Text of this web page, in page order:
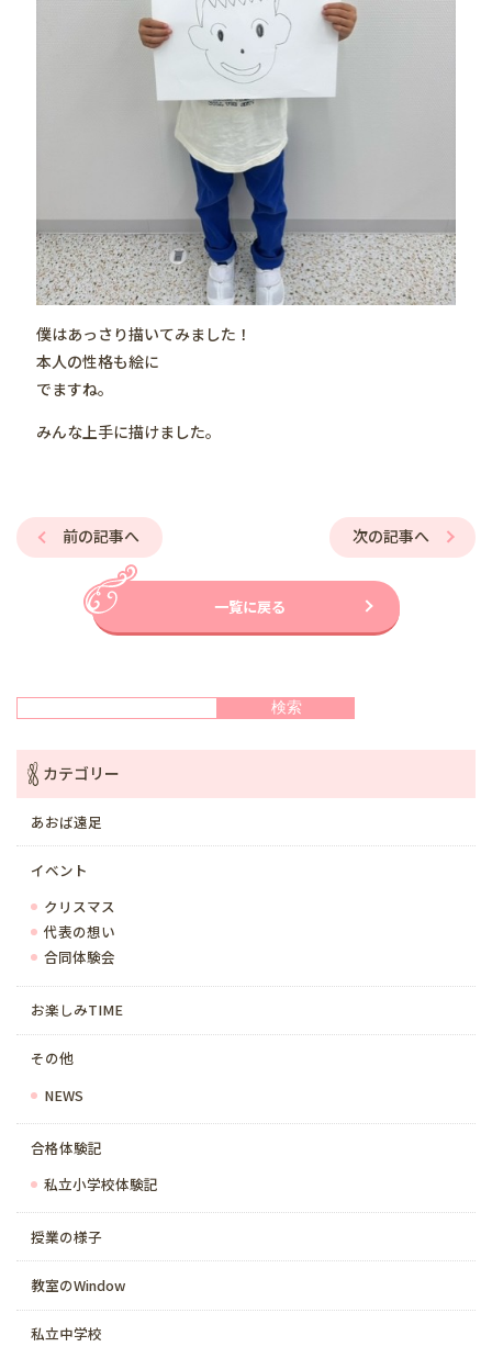
僕はあっさり描いてみました！
本人の性格も絵に
でますね。
みんな上手に描けました。
次の記事へ
前の記事へ
一覧に戻る
検索
カテゴリー
あおば遠足
イベント
クリスマス
代表の想い
合同体験会
お楽しみTIME
その他
NEWS
合格体験記
私立小学校体験記
授業の様子
教室のWindow
私立中学校